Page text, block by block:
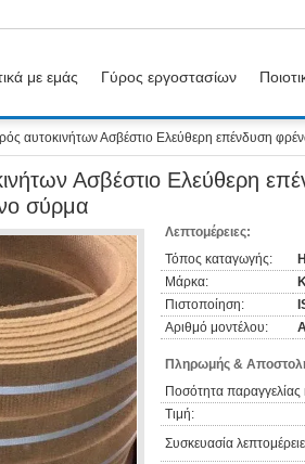
με εμάς Γύρος εργοστασίων
αυτοκινήτων Ασβέστιο Ελεύθερη επένδυση
Ασβέστιο Ελεύθερη
σύρμα
Λεπτομέρειες:
Τόπος καταγωγής:
Μάρκα:
Πιστοποίηση:
Αριθμό μοντέλου:
Πληρωμής &
Ποσότητα παραγγελίας
Τιμή:
Συσκευασία